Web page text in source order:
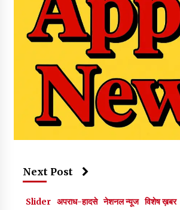
Next Post
Slider अपराध-हादसे नेशनल न्यूज विशेष ख़बर